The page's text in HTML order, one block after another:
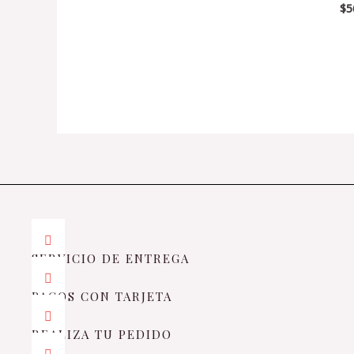
en
$
SERVICIO DE ENTREGA
PAGOS CON TARJETA
REALIZA TU PEDIDO